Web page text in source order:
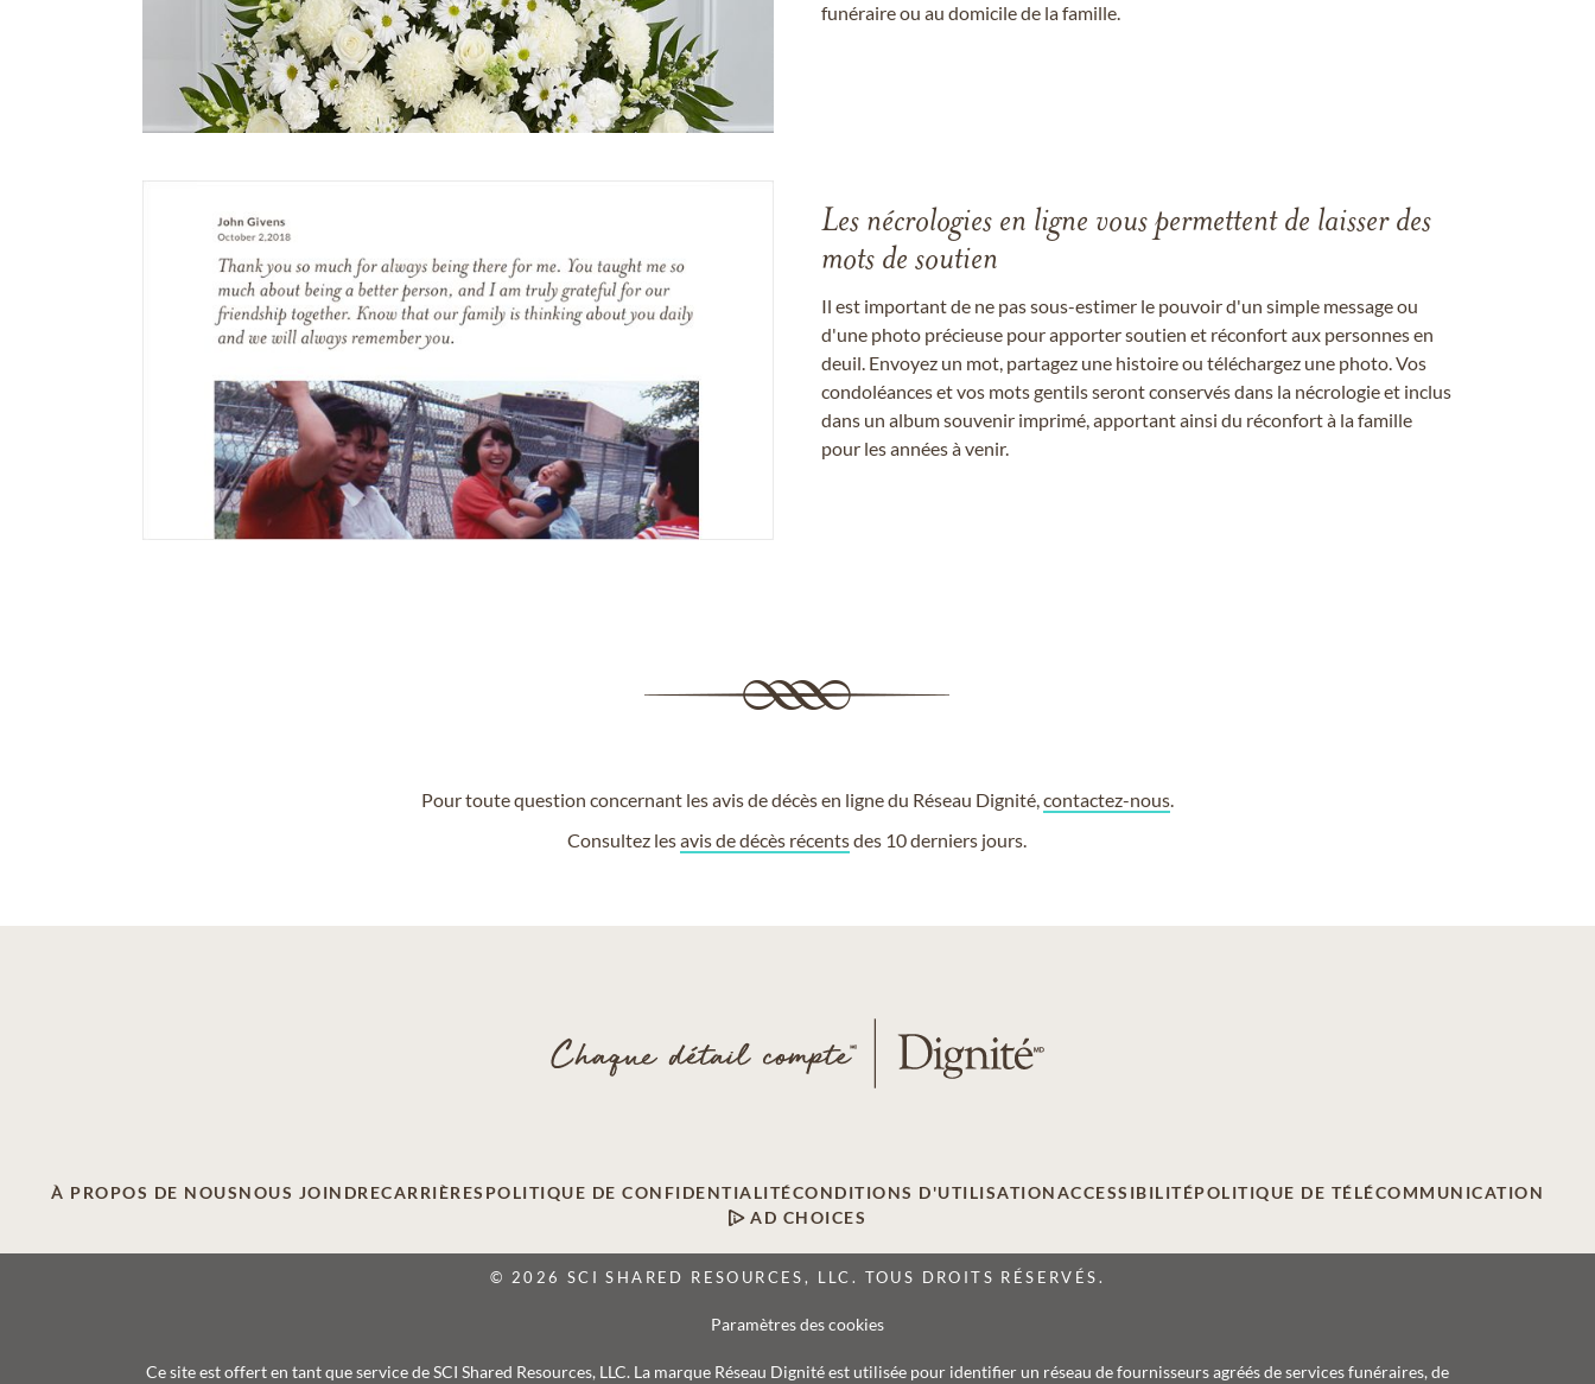
funéraire ou au domicile de la famille.
Les nécrologies en ligne vous permettent de laisser des
mots de soutien
Il est important de ne pas sous-estimer le pouvoir d'un simple message ou
d'une photo précieuse pour apporter soutien et réconfort aux personnes en
deuil. Envoyez un mot, partagez une histoire ou téléchargez une photo. Vos
condoléances et vos mots gentils seront conservés dans la nécrologie et inclus
dans un album souvenir imprimé, apportant ainsi du réconfort à la famille
pour les années à venir.
Pour toute question concernant les avis de décès en ligne du Réseau Dignité, contactez-nous.
Consultez lesavis de décès récentsdes 10 derniers jours.
À PROPOS DE NOUSNOUS JOINDRECARRIÈRES POLITIQUE DE CONFIDENTIALITÉCONDITIONS D'UTILISATIONACCESSIBILITÉPOLITIQUE DE TÉLÉCOMMUNICATION
AD CHOICES
© 2026 SCI SHARED RESOURCES, LLC. TOUS DROITS RÉSERVÉS.
Paramètres des cookies
Ce site est offert en tant que service de SCI Shared Resources, LLC. La marque Réseau Dignité est utilisée pour identifier un réseau de fournisseurs agréés de services funéraires, de